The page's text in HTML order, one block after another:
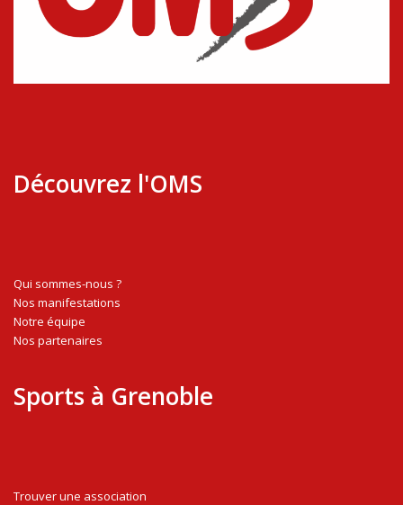
Découvrez l'OMS
Qui sommes-nous ?
Nos manifestations
Notre équipe
Nos partenaires
Sports à Grenoble
Trouver une association